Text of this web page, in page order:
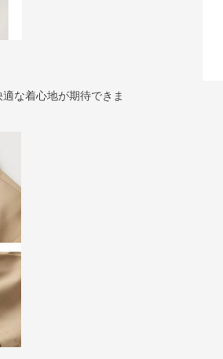
な着心地が期待できま